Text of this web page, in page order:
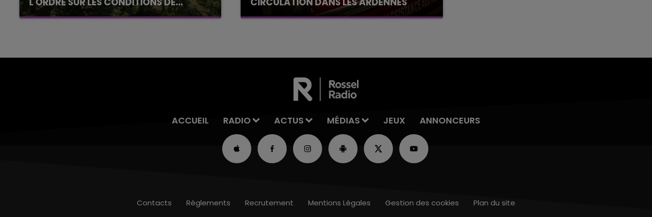
Alors que les dates de début des vendange
Un feu de remorque s'est déclaré ce mercredi
ACCUEIL RADIO ACTUS MÉDIAS JEUX ANNONCEURS
Contacts Règlements Recrutement Mentions Légales Gestion des cookies Plan du site